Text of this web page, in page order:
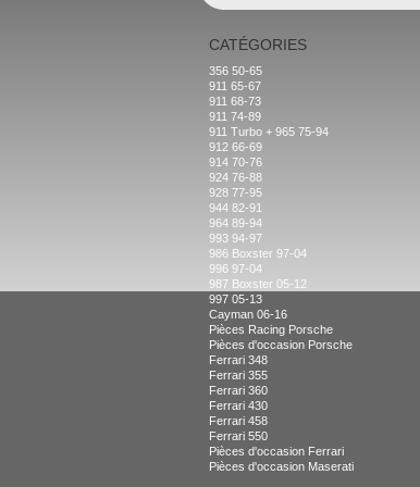
CATÉGORIES
356 50-65
911 65-67
911 68-73
911 74-89
911 Turbo + 965 75-94
912 66-69
914 70-76
924 76-88
928 77-95
944 82-91
964 89-94
993 94-97
986 Boxster 97-04
996 97-04
987 Boxster 05-12
997 05-13
Cayman 06-16
Pièces Racing Porsche
Pièces d'occasion Porsche
Ferrari 348
Ferrari 355
Ferrari 360
Ferrari 430
Ferrari 458
Ferrari 550
Pièces d'occasion Ferrari
Pièces d'occasion Maserati